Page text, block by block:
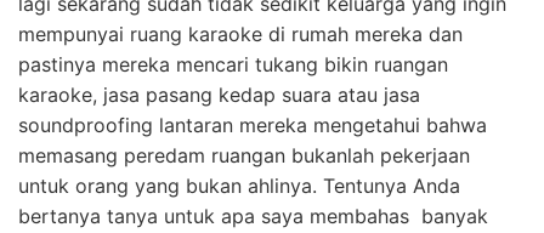
mempunyai ruang karaoke di rumah mereka dan
pastinya mereka mencari tukang bikin ruangan
karaoke, jasa pasang kedap suara atau jasa
soundproofing lantaran mereka mengetahui bahwa
memasang peredam ruangan bukanlah pekerjaan
untuk orang yang bukan ahlinya. Tentunya Anda
bertanya tanya untuk apa saya membahas banyak